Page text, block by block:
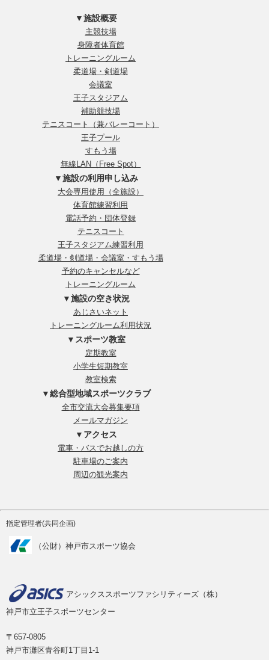
▼施設概要
主競技場
身障者体育館
トレーニングルーム
柔道場・剣道場
会議室
王子スタジアム
補助競技場
テニスコート（兼バレーコート）
王子プール
すもう場
無線LAN（Free Spot）
▼施設の利用申し込み
大会専用使用（全施設）
体育館練習利用
電話予約・団体登録
テニスコート
王子スタジアム練習利用
柔道場・剣道場・会議室・すもう場
予約のキャンセルなど
トレーニングルーム
▼施設の空き状況
あじさいネット
トレーニングルーム利用状況
▼スポーツ教室
定期教室
小学生短期教室
教室検索
▼総合型地域スポーツクラブ
全市交流大会募集要項
メールマガジン
▼アクセス
電車・バスでお越しの方
駐車場のご案内
周辺の観光案内
指定管理者(共同企画)
（公財）神戸市スポーツ協会
アシックススポーツファシリティーズ（株）
神戸市立王子スポーツセンター
〒657-0805
神戸市灘区青谷町1丁目1-1